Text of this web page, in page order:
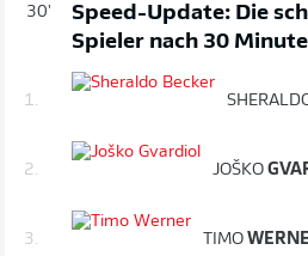
30'
Speed-Update: Die
Spieler nach 30
1.
2. JOŠKO
3. TIMO